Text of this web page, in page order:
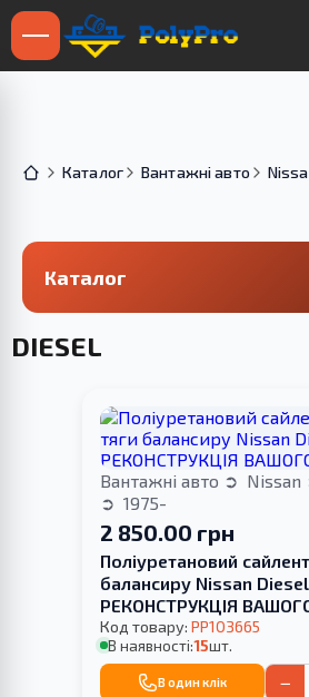
Каталог Вантажні авто
Каталог
DIESEL
Вантажні авто Nissan
1975-
2 850.00 грн
Поліуретановий
балансиру Nissan
РЕКОНСТРУКЦІЯ
Код товару: PP103665
В наявності:15шт.
В один клік −